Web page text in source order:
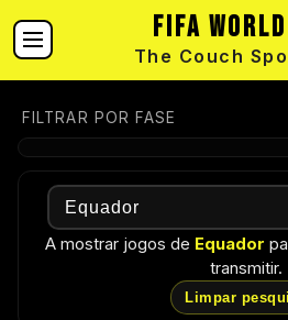
FIFA
The Couch
FILTRAR POR FASE
A mostrar jogos de Equador
transmitir.
Limpar